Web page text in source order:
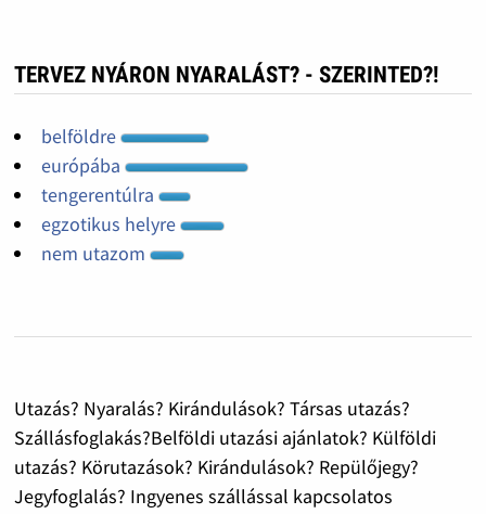
TERVEZ NYÁRON NYARALÁST? - SZERINTED?!
belföldre
európába
tengerentúlra
egzotikus helyre
nem utazom
Utazás? Nyaralás? Kirándulások? Társas utazás?
Szállásfoglakás?Belföldi utazási ajánlatok? Külföldi
utazás? Körutazások? Kirándulások? Repülőjegy?
Jegyfoglalás? Ingyenes szállással kapcsolatos